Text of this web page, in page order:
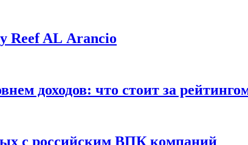
Reef AL Arancio
доходов: что стоит за
с российским ВПК компаний